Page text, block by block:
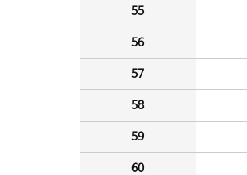
55
56
57
58
59
60